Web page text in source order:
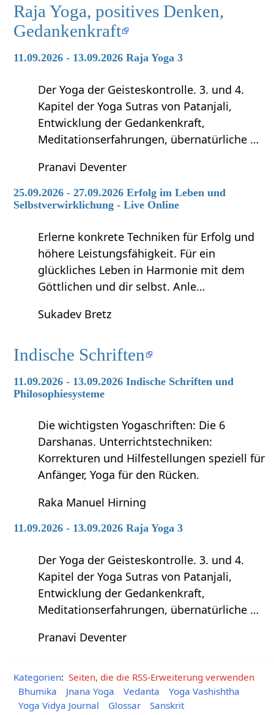
Raja Yoga, positives Denken,
Gedankenkraft
11.09.2026 - 13.09.2026 Raja Yoga 3
Der Yoga der Geisteskontrolle. 3. und 4.
Kapitel der Yoga Sutras von Patanjali,
Entwicklung der Gedankenkraft,
Meditationserfahrungen, übernatürliche …
Pranavi Deventer
25.09.2026 - 27.09.2026 Erfolg im Leben und
Selbstverwirklichung - Live Online
Erlerne konkrete Techniken für Erfolg und
höhere Leistungsfähigkeit. Für ein
glückliches Leben in Harmonie mit dem
Göttlichen und dir selbst. Anle…
Sukadev Bretz
Indische Schriften
11.09.2026 - 13.09.2026 Indische Schriften und
Philosophiesysteme
Die wichtigsten Yogaschriften: Die 6
Darshanas. Unterrichtstechniken:
Korrekturen und Hilfestellungen speziell für
Anfänger, Yoga für den Rücken.
Raka Manuel Hirning
11.09.2026 - 13.09.2026 Raja Yoga 3
Der Yoga der Geisteskontrolle. 3. und 4.
Kapitel der Yoga Sutras von Patanjali,
Entwicklung der Gedankenkraft,
Meditationserfahrungen, übernatürliche …
Pranavi Deventer
Kategorien: Seiten, die die RSS-Erweiterung verwenden
Bhumika
Jnana Yoga Vedanta
Yoga Vashishtha
Yoga Vidya Journal
Glossar Sanskrit